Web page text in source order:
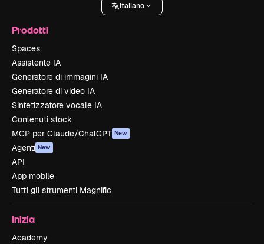
Italiano
Prodotti
Spaces
Assistente IA
Generatore di immagini IA
Generatore di video IA
Sintetizzatore vocale IA
Contenuti stock
MCP per Claude/ChatGPT New
Agenti New
API
App mobile
Tutti gli strumenti Magnific
Inizia
Academy